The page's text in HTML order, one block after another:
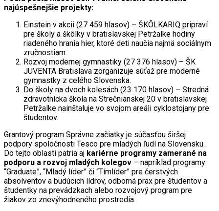
najúspešnejšie projekty:
Einstein v akcii (27 459 hlasov) – ŠKÔLKARIQ pripraví
pre školy a škôlky v bratislavskej Petržalke hodiny
riadeného hrania hier, ktoré deti naučia najmä sociálnym
zručnostiam.
Rozvoj modernej gymnastiky (27 376 hlasov) – ŠK
JUVENTA Bratislava zorganizuje súťaž pre moderné
gymnastky z celého Slovenska.
Do školy na dvoch kolesách (23 170 hlasov) – Stredná
zdravotnícka škola na Strečnianskej 20 v bratislavskej
Petržalke nainštaluje vo svojom areáli cyklostojany pre
študentov.
Grantový program Správne začiatky je súčasťou širšej
podpory spoločnosti Tesco pre mladých ľudí na Slovensku.
Do tejto oblasti patria aj kariérne programy zamerané na
podporu a rozvoj mladých kolegov – napríklad programy
“Graduate”, “Mladý líder” či “Tímlíder” pre čerstvých
absolventov a budúcich lídrov, odborná prax pre študentov a
študentky na prevádzkach alebo rozvojový program pre
žiakov zo znevýhodneného prostredia.